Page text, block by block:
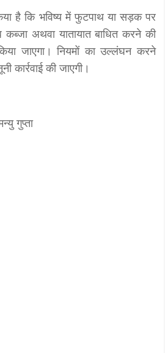
है कि भविष्य में फुटपाथ या सड़क पर
अथवा यातायात बाधित करने की
जाएगा। नियमों का उल्लंघन करने
कार्रवाई की जाएगी।
गुप्ता